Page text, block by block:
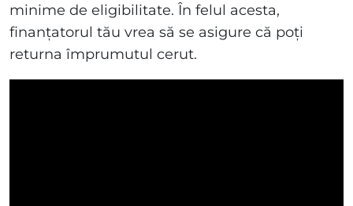
minime de eligibilitate. În felul acesta,
finanțatorul tău vrea să se asigure că poți
returna împrumutul cerut.